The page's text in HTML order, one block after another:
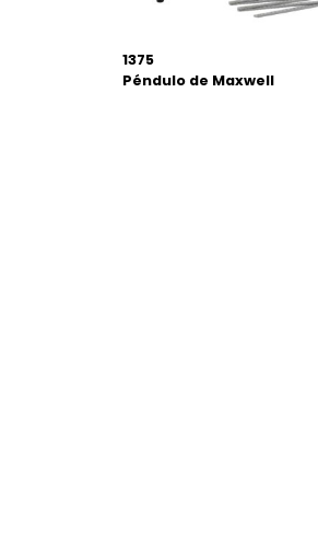
1375
Péndulo de Maxwell